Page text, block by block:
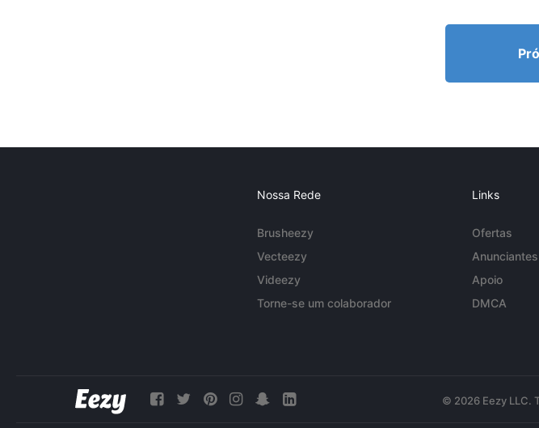
Nossa Rede
Brusheezy
Vecteezy
Videezy
Torne-se um colaborador
Links
Ofertas
Anunciantes
Apoio
DMCA
© 2026 Eezy LLC.